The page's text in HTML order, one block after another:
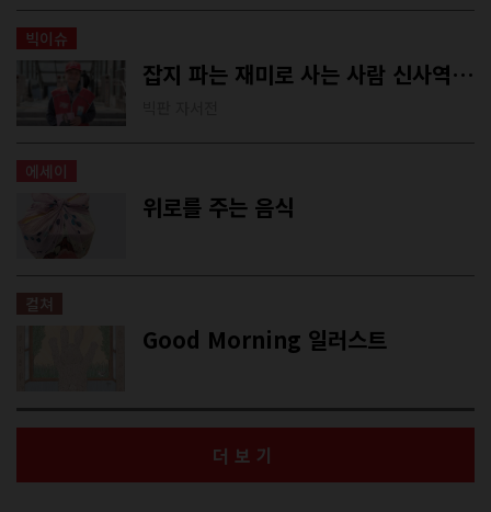
빅이슈
잡지 파는 재미로 사는 사람 신사역 빅판 석재천(1)
에세이
위로를 주는 음식
컬쳐
Good Morning 일러스트
더보기